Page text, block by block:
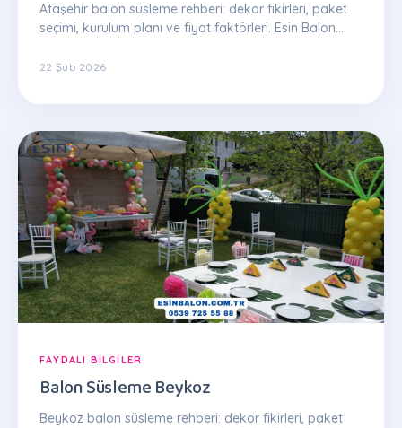
Ataşehir balon süsleme rehberi: dekor fikirleri, paket
seçimi, kurulum planı ve fiyat faktörleri. Esin Balon
22 Şub 2026
FAYDALI BILGILER
Balon Süsleme Beykoz
Beykoz balon süsleme rehberi: dekor fikirleri, paket